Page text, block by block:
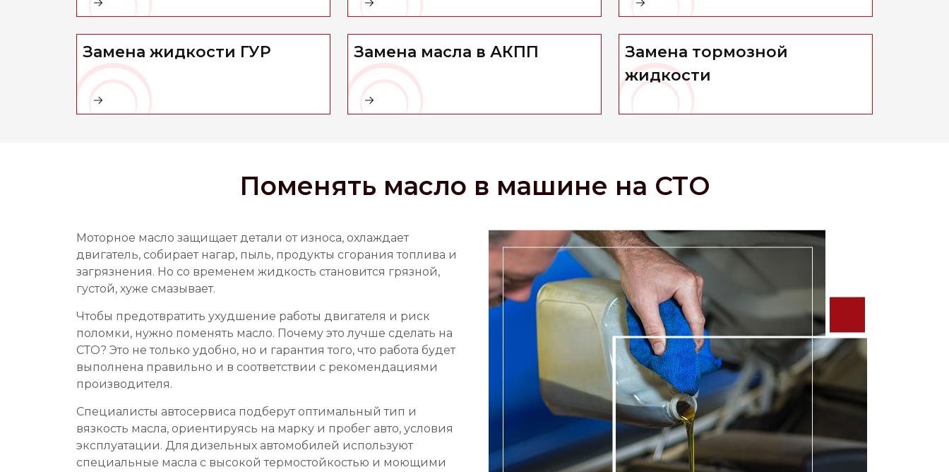
Замена жидкости ГУР Замена масла в АКПП
Замена тормозной
жидкости
Поменять масло в машине на СТО
Моторное масло защищает детали от износа, охлаждает
двигатель, собирает нагар, пыль, продукты сгорания топлива и
загрязнения. Но со временем жидкость становится грязной,
густой, хуже смазывает.
Чтобы предотвратить ухудшение работы двигателя и риск
поломки, нужно поменять масло. Почему это лучше сделать на
СТО? Это не только удобно, но и гарантия того, что работа будет
выполнена правильно и в соответствии с рекомендациями
производителя.
Специалисты автосервиса подберут оптимальный тип и
вязкость масла, ориентируясь на марку и пробег авто, условия
эксплуатации. Для дизельных автомобилей используют
специальные масла с высокой термостойкостью и моющими